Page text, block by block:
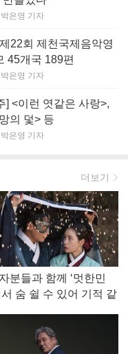
박은영 기자
22회 제천국제음악영
45개국 189편
박은영 기자
] <이런 엿같은 사랑>,
의 덫> 등
박은영 기자
더보기
분들과 함께 ‘멋한민
서 숨 쉴 수 있어 기적 같